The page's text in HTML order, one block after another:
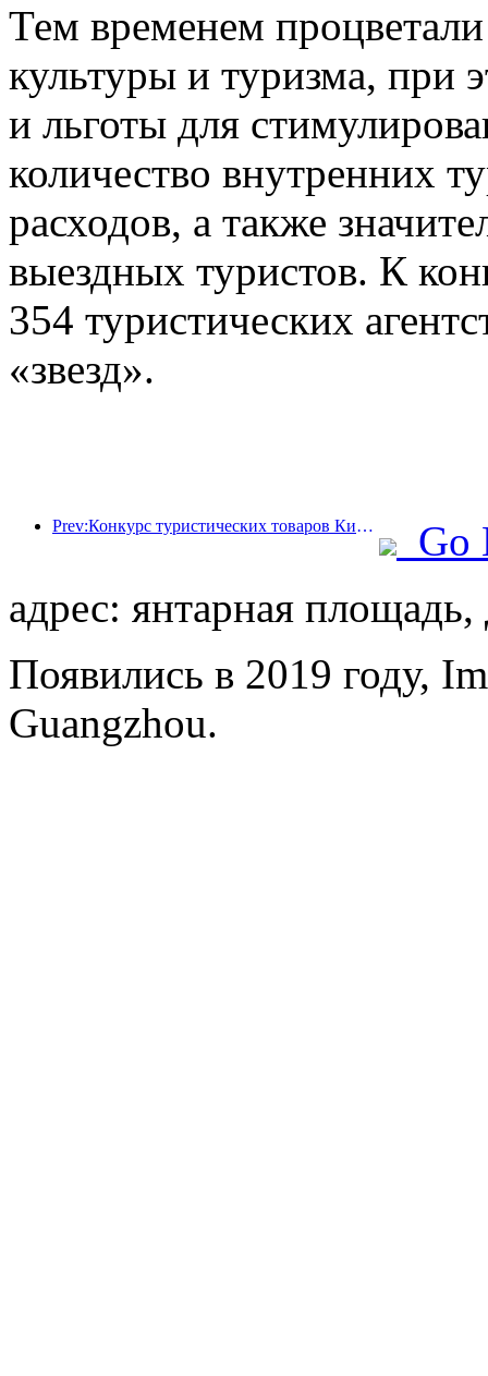
Тем временем
культуры и туризма, при
и льготы для
количество внутренних
расходов, а также
выездных туристов. К
354 туристических
«звезд».
Prev:Конкурс туристических товаров Китая успешно прошел в Сянтане (провинция Хунань).
Go
адрес: янтарная площадь,
Появились в 2019 году,
Guangzhou.